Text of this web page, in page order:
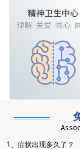
1、症状出现多久了？